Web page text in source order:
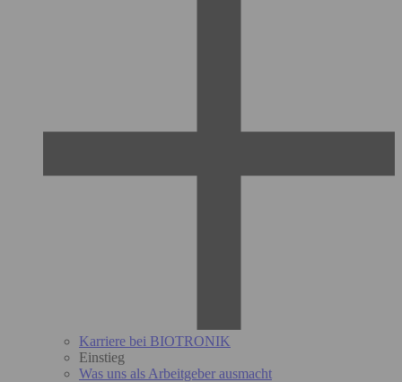
Karriere bei BIOTRONIK
Einstieg
Was uns als Arbeitgeber ausmacht